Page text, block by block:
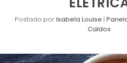
Postado porIsabela Louise |
Caldos